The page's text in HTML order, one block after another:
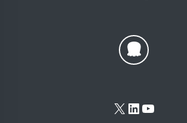
X LinkedIn
YouTube